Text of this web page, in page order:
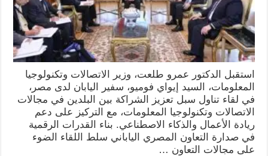
استقبل الدكتور عمرو طلعت، وزير الاتصالات وتكنولوجيا
المعلومات، السيد إيواي فوميو، سفير اليابان لدى مصر،
في لقاء تناول سبل تعزيز الشراكة بين البلدين في مجالات
الاتصالات وتكنولوجيا المعلومات، مع التركيز على دعم
ريادة الأعمال والذكاء الاصطناعي. بناء القدرات الرقمية
في صدارة التعاون المصري الياباني سلط اللقاء الضوء
على مجالات التعاون …